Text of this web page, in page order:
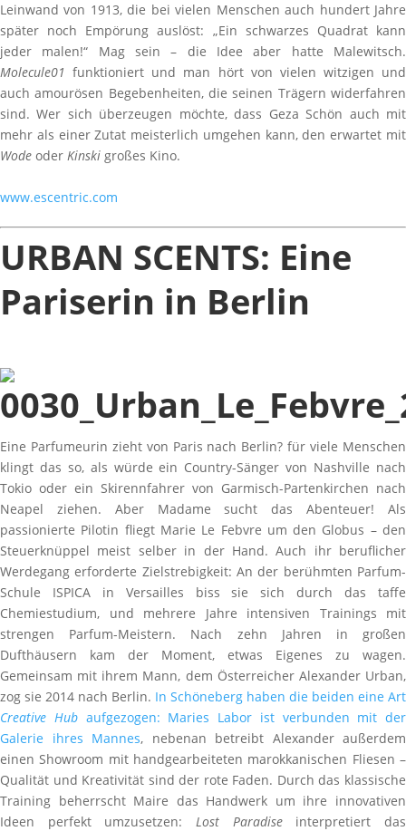
Leinwand von 1913, die bei vielen Menschen auch hundert Jahre
später noch Empörung auslöst: „Ein schwarzes Quadrat kann
jeder malen!“ Mag sein – die Idee aber hatte Malewitsch.
Molecule01 funktioniert und man hört von vielen witzigen und
auch amourösen Begebenheiten, die seinen Trägern widerfahren
sind. Wer sich überzeugen möchte, dass Geza Schön auch mit
mehr als einer Zutat meisterlich umgehen kann, den erwartet mit
Wode oder Kinski großes Kino.
www.escentric.com
URBAN SCENTS: Eine
Pariserin in Berlin
Eine Parfumeurin zieht von Paris nach Berlin? für viele Menschen
klingt das so, als würde ein Country-Sänger von Nashville nach
Tokio oder ein Skirennfahrer von Garmisch-Partenkirchen nach
Neapel ziehen. Aber Madame sucht das Abenteuer! Als
passionierte Pilotin fliegt Marie Le Febvre um den Globus – den
Steuerknüppel meist selber in der Hand. Auch ihr beruflicher
Werdegang erforderte Zielstrebigkeit: An der berühmten Parfum-
Schule ISPICA in Versailles biss sie sich durch das taffe
Chemiestudium, und mehrere Jahre intensiven Trainings mit
strengen Parfum-Meistern. Nach zehn Jahren in großen
Dufthäusern kam der Moment, etwas Eigenes zu wagen.
Gemeinsam mit ihrem Mann, dem Österreicher Alexander Urban,
zog sie 2014 nach Berlin. In Schöneberg haben die beiden eine Art
Creative Hubaufgezogen: Maries Labor ist verbunden mit der
Galerie ihres Mannes, nebenan betreibt Alexander außerdem
einen Showroom mit handgearbeiteten marokkanischen Fliesen –
Qualität und Kreativität sind der rote Faden. Durch das klassische
Training beherrscht Maire das Handwerk um ihre innovativen
Ideen perfekt umzusetzen: Lost Paradiseinterpretiert das